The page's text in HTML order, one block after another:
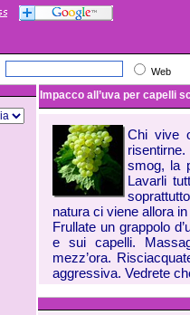
Web
Impacco all’uva per capelli
Chi vive
smog, la
Lavarli
natura ci viene allora
Frullate un grappolo
e sui capelli.
mezz’ora.
aggressiva. Vedrete